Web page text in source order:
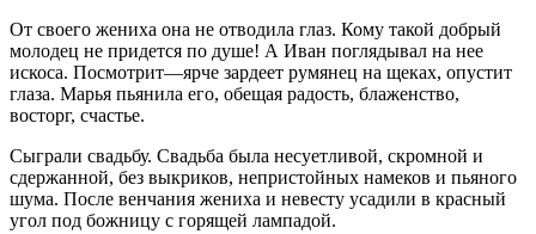
От своего жениха она не отводила глаз. Кому такой добрый
молодец не придется по душе! А Иван поглядывал на нее
искоса. Посмотрит—ярче зардеет румянец на щеках, опустит
глаза. Марья пьянила его, обещая радость, блаженство,
восторг, счастье.
Сыграли свадьбу. Свадьба была несуетливой, скромной и
сдержанной, без выкриков, непристойных намеков и пьяного
шума. После венчания жениха и невесту усадили в красный
угол под божницу с горящей лампадой.